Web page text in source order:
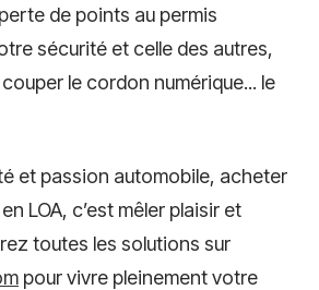
de points au permis
sécurité et celle des autres,
le cordon numérique... le
et passion automobile, acheter
en LOA, c’est mêler plaisir et
toutes les solutions sur
pour vivre pleinement votre